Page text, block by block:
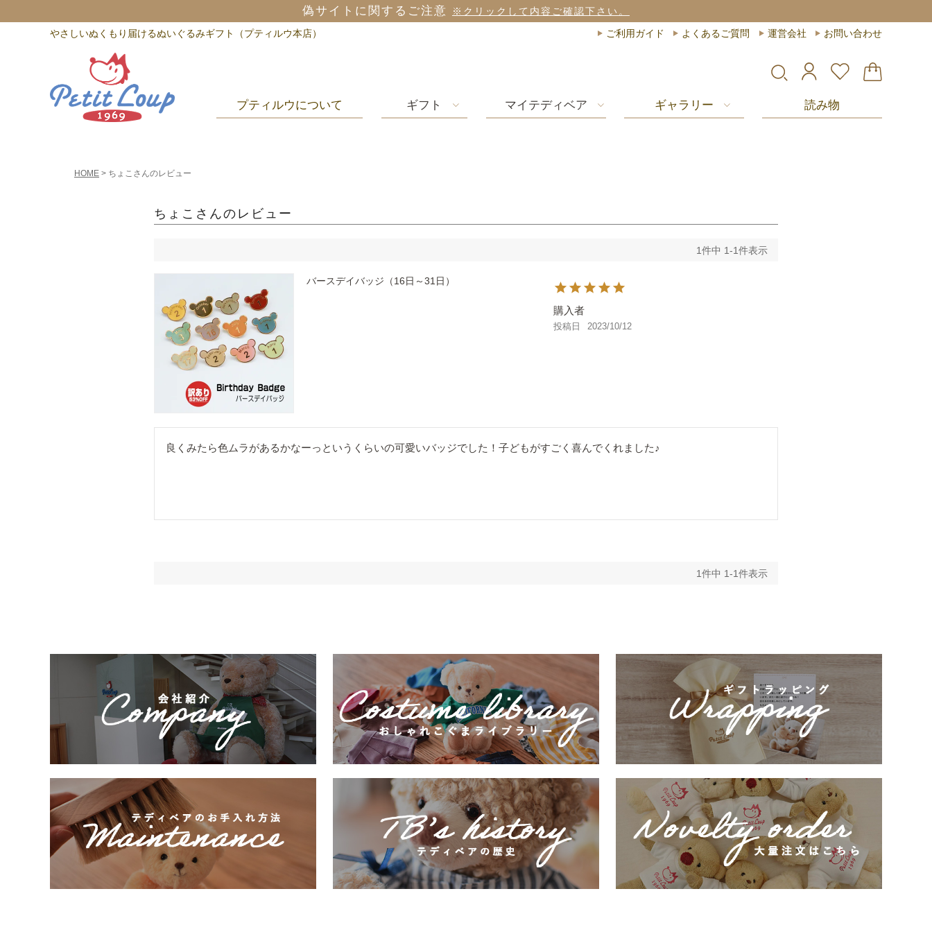
偽サイトに関するご注意 ※クリックして内容ご確認下さい。
やさしいぬくもり届けるぬいぐるみギフト（プティルウ本店） ご利用ガイド よくあるご質問 運営会社 お問い合わせ
プティルウについて ギフト マイテディベア ギャラリー 読み物
HOME ちょこさんのレビュー
ちょこさんのレビュー
1件中 1-1件表示
バースデイバッジ（16日～31日）
購入者
投稿日 2023/10/12
良くみたら色ムラがあるかなーっというくらいの可愛いバッジでした！子どもがすごく喜んでくれました♪
1件中 1-1件表示